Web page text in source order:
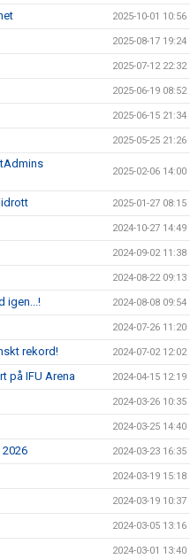
2025-10-01 10:56
2025-08-17 19:24
2025-07-12 22:32
2025-06-19 08:52
2025-06-15 21:34
2025-05-25 21:26
2025-02-06 14:00
2025-01-27 08:15
2024-10-27 14:49
2024-09-02 11:38
2024-08-22 09:13
igen...! 2024-08-08 09:54
2024-07-26 11:20
rekord! 2024-07-02 12:02
på IFU Arena 2024-04-15 12:19
2024-03-26 10:35
2024-03-25 14:40
2024-03-23 16:35
2024-03-19 15:18
2024-03-19 10:37
2024-03-05 13:16
2024-03-01 13:40